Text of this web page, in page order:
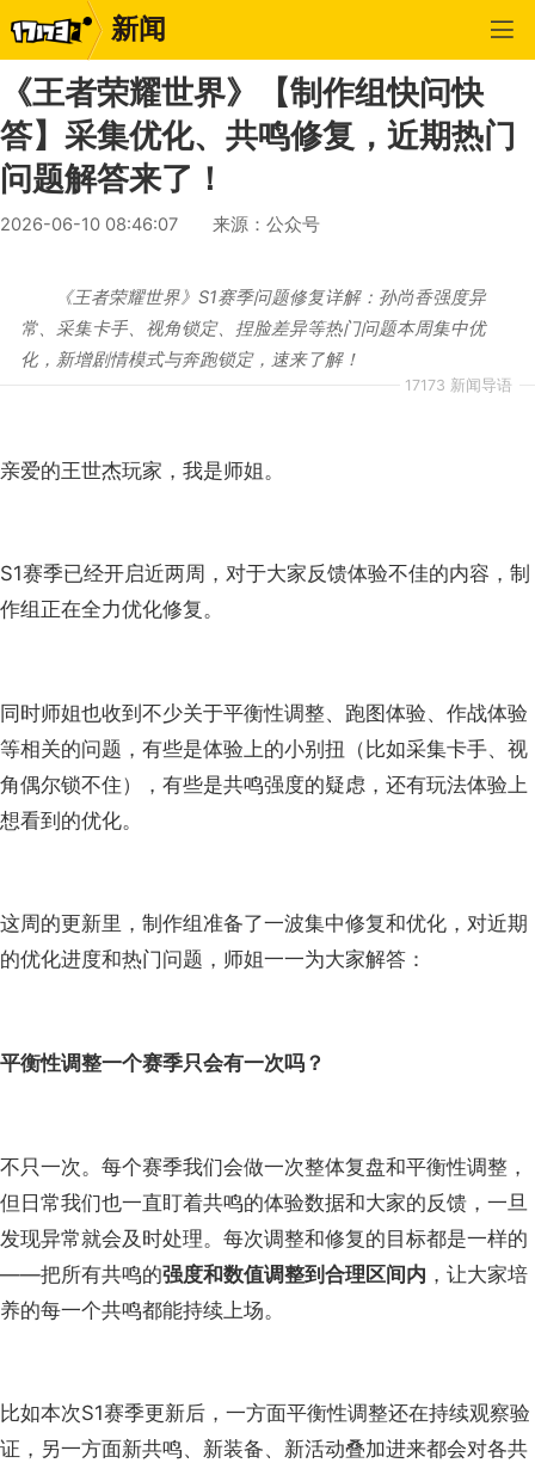
新闻
《王者荣耀世界》【制作组快问快
答】采集优化、共鸣修复，近期热门
问题解答来了！
2026-06-10 08:46:07
来源：公众号
17173 新闻导语
《王者荣耀世界》S1赛季问题修复详解：孙尚香强度异
常、采集卡手、视角锁定、捏脸差异等热门问题本周集中优
化，新增剧情模式与奔跑锁定，速来了解！
亲爱的王世杰玩家，我是师姐。
S1赛季已经开启近两周，对于大家反馈体验不佳的内容，制
作组正在全力优化修复。
同时师姐也收到不少关于平衡性调整、跑图体验、作战体验
等相关的问题，有些是体验上的小别扭（比如采集卡手、视
角偶尔锁不住），有些是共鸣强度的疑虑，还有玩法体验上
想看到的优化。
这周的更新里，制作组准备了一波集中修复和优化，对近期
的优化进度和热门问题，师姐一一为大家解答：
平衡性调整一个赛季只会有一次吗？
不只一次。每个赛季我们会做一次整体复盘和平衡性调整，
但日常我们也一直盯着共鸣的体验数据和大家的反馈，一旦
发现异常就会及时处理。每次调整和修复的目标都是一样的
——把所有共鸣的强度和数值调整到合理区间内 ，让大家培
养的每一个共鸣都能持续上场。
比如本次S1赛季更新后，一方面平衡性调整还在持续观察验
证，另一方面新共鸣、新装备、新活动叠加进来都会对各共